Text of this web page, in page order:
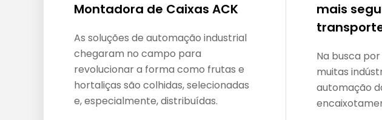
Montadora de Caixas ACK
As soluções de automação industrial
chegaram no campo para
revolucionar a forma como frutas e
hortaliças são colhidas, selecionadas
e, especialmente, distribuídas.
mais
Na busca
muitas
automação